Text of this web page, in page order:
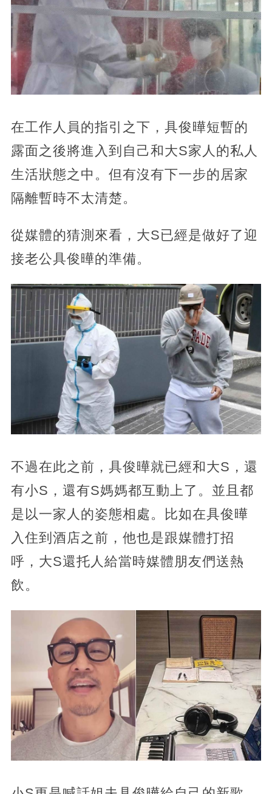
在工作人員的指引之下，具俊曄短暫的
露面之後將進入到自己和大S家人的私人
生活狀態之中。但有沒有下一步的居家
隔離暫時不太清楚。
從媒體的猜測來看，大S已經是做好了迎
接老公具俊曄的準備。
不過在此之前，具俊曄就已經和大S，還
有小S，還有S媽媽都互動上了。並且都
是以一家人的姿態相處。比如在具俊曄
入住到酒店之前，他也是跟媒體打招
呼，大S還托人給當時媒體朋友們送熱
飲。